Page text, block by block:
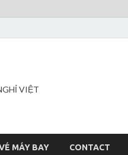
VIỆT
MÁY BAY CONTACT